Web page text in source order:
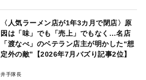
〈人気ラーメン店が1年3カ月で閉店〉原
因は「味」でも「売上」でもなく…名店
「渡なべ」のベテラン店主が明かした“想
定外の敵”【2026年7月バズり記事2位】
井手隊長